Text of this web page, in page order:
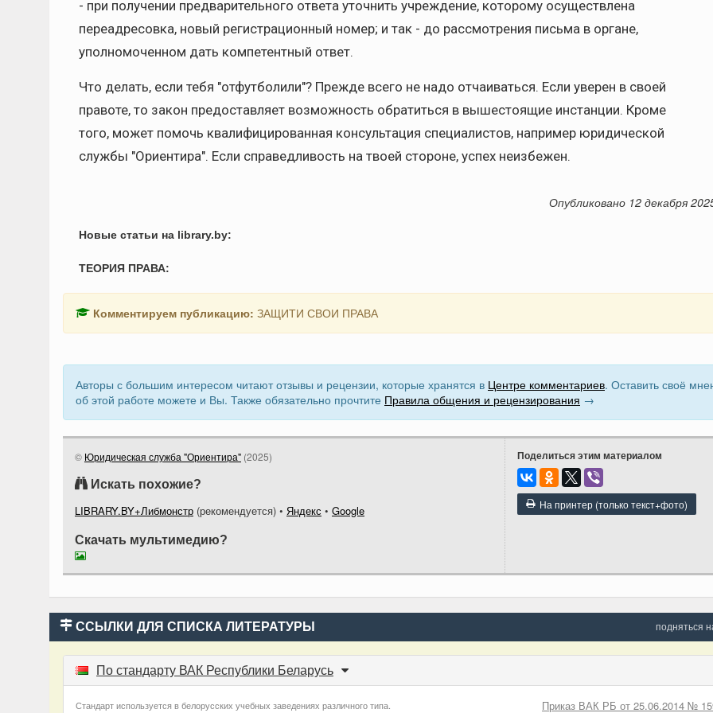
- при получении предварительного ответа уточнить учреждение, которому осуществлена
переадресовка, новый регистрационный номер; и так - до рассмотрения письма в органе,
уполномоченном дать компетентный ответ.
Что делать, если тебя "отфутболили"? Прежде всего не надо отчаиваться. Если уверен в своей
правоте, то закон предоставляет возможность обратиться в вышестоящие инстанции. Кроме
того, может помочь квалифицированная консультация специалистов, например юридической
службы "Ориентира". Если справедливость на твоей стороне, успех неизбежен.
Опубликовано 12 декабря
Новые статьи на library.by:
ТЕОРИЯ ПРАВА:
Комментируем публикацию: ЗАЩИТИ СВОИ ПРАВА
Авторы с большим интересом читают отзывы и рецензии, которые хранятся в Центре комментариев. Оставить своё
об этой работе можете и Вы. Также обязательно прочтите Правила общения и рецензирования →
Поделиться этим материалом
На принтер (только текст+фото)
© Юридическая служба "Ориентира" (2025)
Искать похожие?
LIBRARY.BY+Либмонстр (рекомендуется) • Яндекс • Google
Скачать мультимедию?
подняться
ССЫЛКИ ДЛЯ СПИСКА ЛИТЕРАТУРЫ
По стандарту ВАК Республики Беларусь
Приказ ВАК РБ от 25.06.2014 №
Стандарт используется в белорусских учебных заведениях различного типа.